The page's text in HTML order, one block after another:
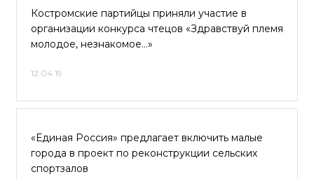
Костромские партийцы приняли участие в
организации конкурса чтецов «Здравствуй племя
молодое, незнакомое…»
12.04.19
«Единая Россия» предлагает включить малые
города в проект по реконструкции сельских
спортзалов